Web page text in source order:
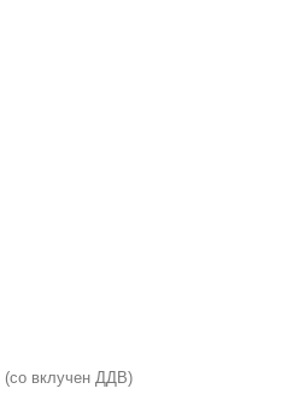
(со вклучен ДДВ)